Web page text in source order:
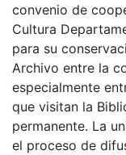
convenio de
Cultura
para su
Archivo entre la
especialmente
que visitan la
permanente. La
el proceso de